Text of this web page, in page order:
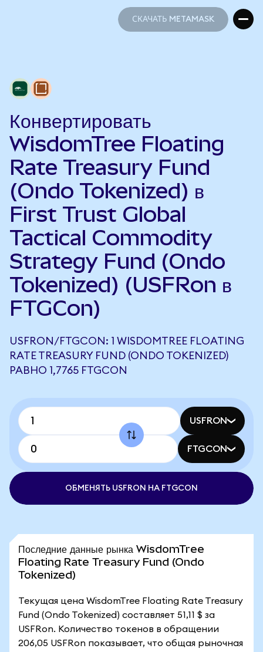
СКАЧАТЬ METAMASK
Конвертировать
WisdomTree Floating
Rate Treasury Fund
(Ondo Tokenized) в
First Trust Global
Tactical Commodity
Strategy Fund (Ondo
Tokenized) (USFRon в
FTGCon)
USFRON/FTGCON: 1 WISDOMTREE FLOATING
RATE TREASURY FUND (ONDO TOKENIZED)
РАВНО 1,7765 FTGCON
USFRON
FTGCON
ОБМЕНЯТЬ USFRON НА FTGCON
Последние данные рынка WisdomTree
Floating Rate Treasury Fund (Ondo
Tokenized)
Текущая цена WisdomTree Floating Rate Treasury
Fund (Ondo Tokenized) составляет 51,11 $ за
USFRon. Количество токенов в обращении
206,05 USFRon показывает, что общая рыночная